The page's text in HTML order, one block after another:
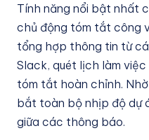
Tính năng nổi bật nhất
chủ động tóm tắt công
tổng hợp thông tin từ
Slack, quét lịch làm
tóm tắt hoàn chỉnh.
bắt toàn bộ nhịp độ dự
giữa các thông báo.